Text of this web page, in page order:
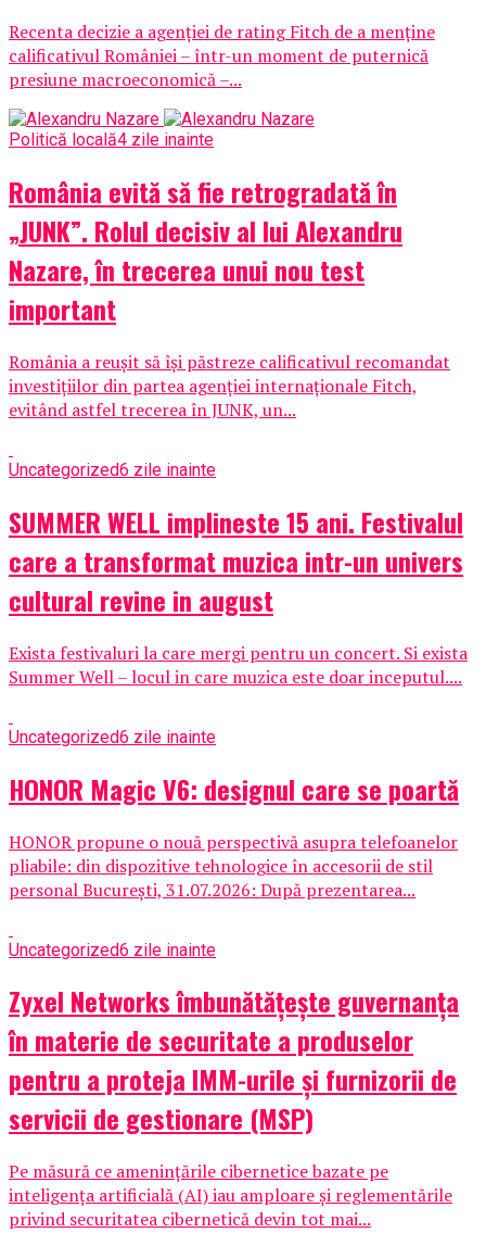
Recenta decizie a agenției de rating Fitch de a menține
calificativul României – într-un moment de puternică
presiune macroeconomică –...
Politică locală4 zile inainte
România evită să fie retrogradată în
„JUNK”. Rolul decisiv al lui Alexandru
Nazare, în trecerea unui nou test
important
România a reușit să își păstreze calificativul recomandat
investițiilor din partea agenției internaționale Fitch,
evitând astfel trecerea în JUNK, un...
Uncategorized6 zile inainte
SUMMER WELL implineste 15 ani. Festivalul
care a transformat muzica intr-un univers
cultural revine in august
Exista festivaluri la care mergi pentru un concert. Si exista
Summer Well – locul in care muzica este doar inceputul....
Uncategorized6 zile inainte
HONOR Magic V6: designul care se poartă
HONOR propune o nouă perspectivă asupra telefoanelor
pliabile: din dispozitive tehnologice în accesorii de stil
personal București, 31.07.2026: După prezentarea...
Uncategorized6 zile inainte
Zyxel Networks îmbunătățește guvernanța
în materie de securitate a produselor
pentru a proteja IMM-urile și furnizorii de
servicii de gestionare (MSP)
Pe măsură ce amenințările cibernetice bazate pe
inteligența artificială (AI) iau amploare și reglementările
privind securitatea cibernetică devin tot mai...